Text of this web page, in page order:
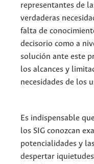
representantes de
verdaderas
falta de
decisorio como a
solución ante este
los alcances y
necesidades de los
Es indispensable
los SIG conozcan
potencialidades y
despertar